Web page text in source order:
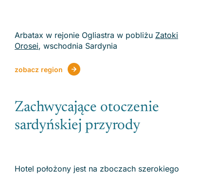
Arbatax w rejonie Ogliastra w pobliżu Zatoki
Orosei, wschodnia Sardynia
zobacz region
Zachwycające otoczenie
sardyńskiej przyrody
Hotel położony jest na zboczach szerokiego